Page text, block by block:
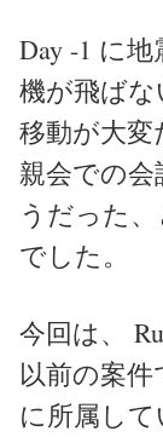
Day -1 に
機が飛ばな
移動が大
親会での
うだった
でした。
今回は、
以前の案
に所属し